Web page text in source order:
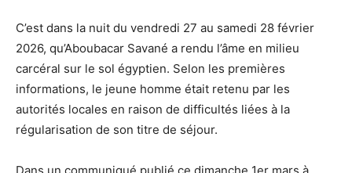
C’est dans la nuit du vendredi 27 au samedi 28 février
2026, qu’Aboubacar Savané a rendu l’âme en milieu
carcéral sur le sol égyptien. Selon les premières
informations, le jeune homme était retenu par les
autorités locales en raison de difficultés liées à la
régularisation de son titre de séjour.